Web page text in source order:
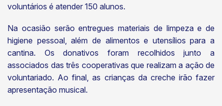
voluntários é atender 150 alunos.
Na ocasião serão entregues materiais de limpeza e de
higiene pessoal, além de alimentos e utensílios para a
cantina. Os donativos foram recolhidos junto a
associados das três cooperativas que realizam a ação de
voluntariado. Ao final, as crianças da creche irão fazer
apresentação musical.